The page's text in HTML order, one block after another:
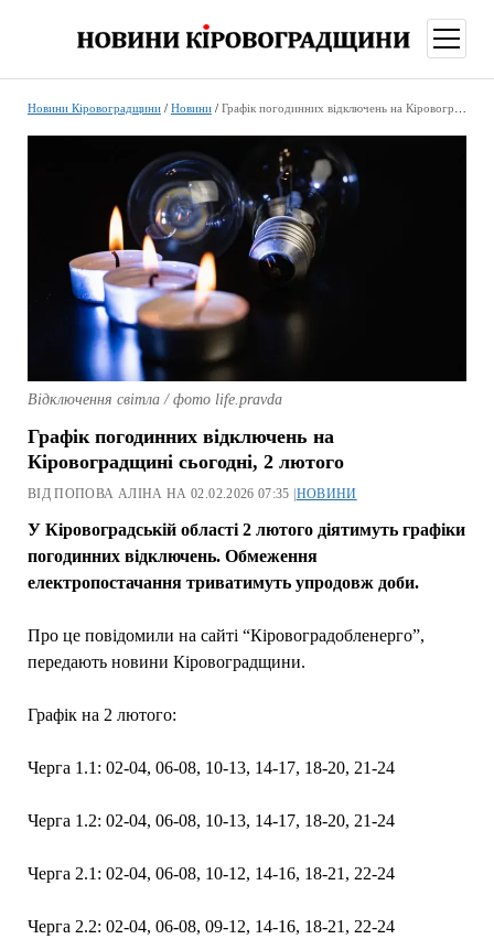
меню
Новини Кіровоградщини/ Новини/ Графік погодинних відключень на Кіровоградщині сьогодні, 2 лютого
Відключення світла / фото life.pravda
Графік погодинних відключень на
Кіровоградщині сьогодні, 2 лютого
ВІД ПОПОВА АЛІНА НА 02.02.2026 07:35 |НОВИНИ
У Кіровоградській області 2 лютого діятимуть графіки
погодинних відключень. Обмеження
електропостачання триватимуть упродовж доби.
Про це повідомили на сайті “Кіровоградобленерго”,
передають новини Кіровоградщини.
Графік на 2 лютого:
Черга 1.1: 02-04, 06-08, 10-13, 14-17, 18-20, 21-24
Черга 1.2: 02-04, 06-08, 10-13, 14-17, 18-20, 21-24
Черга 2.1: 02-04, 06-08, 10-12, 14-16, 18-21, 22-24
Черга 2.2: 02-04, 06-08, 09-12, 14-16, 18-21, 22-24